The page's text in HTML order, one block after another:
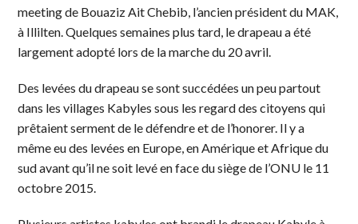
meeting de Bouaziz Ait Chebib, l’ancien président du MAK,
à Illilten. Quelques semaines plus tard, le drapeau a été
largement adopté lors de la marche du 20 avril.
Des levées du drapeau se sont succédées un peu partout
dans les villages Kabyles sous les regard des citoyens qui
prêtaient serment de le défendre et de l’honorer. Il y a
même eu des levées en Europe, en Amérique et Afrique du
sud avant qu’il ne soit levé en face du siège de l’ONU le 11
octobre 2015.